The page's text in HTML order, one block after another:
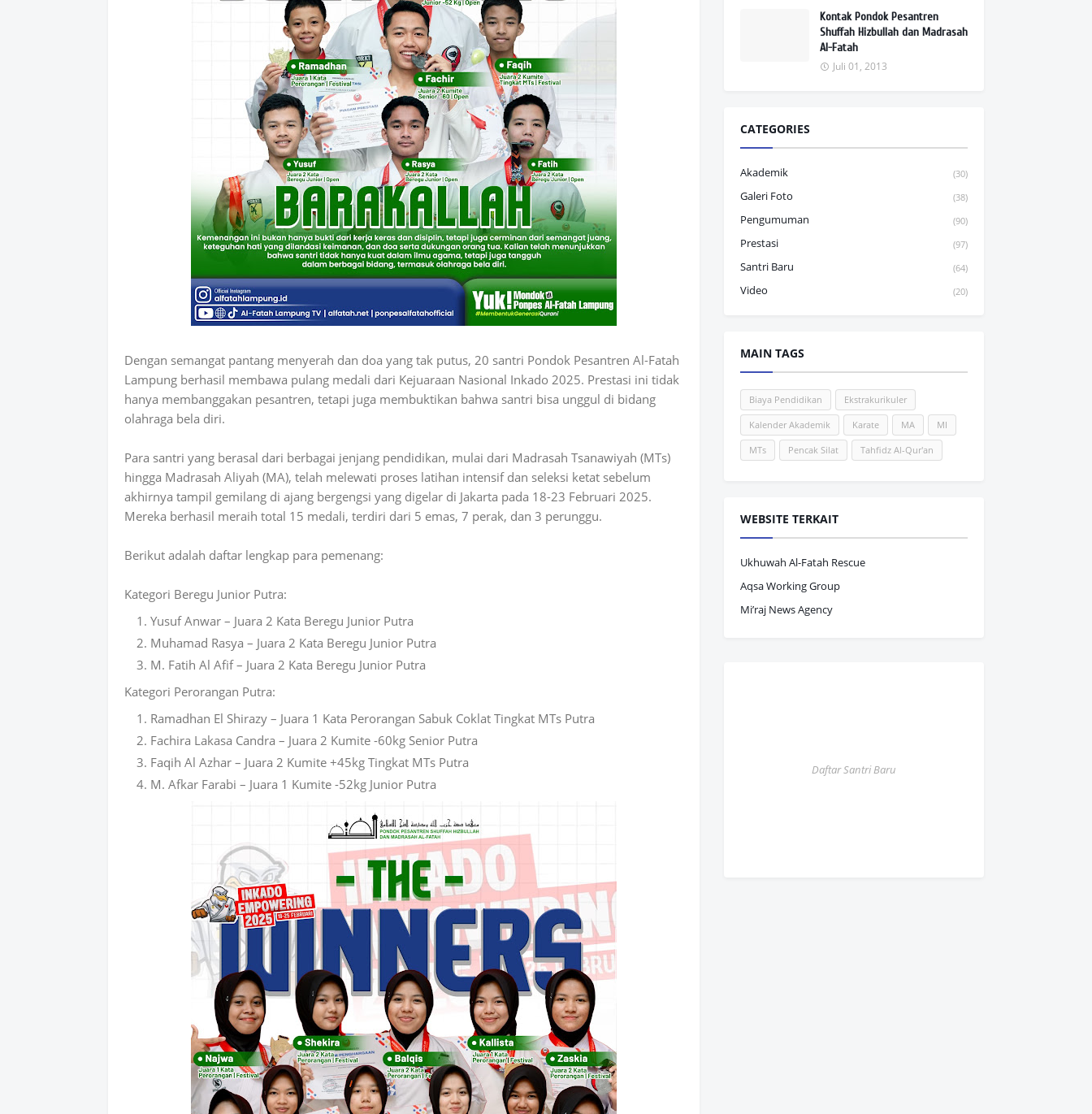
Dengan semangat pantang menyerah dan doa yang tak putus, 20 santri Pondok Pesantren Al-Fatah
Lampung berhasil membawa pulang medali dari Kejuaraan Nasional Inkado 2025. Prestasi ini tidak
hanya membanggakan pesantren, tetapi juga membuktikan bahwa santri bisa unggul di bidang
olahraga bela diri.
Para santri yang berasal dari berbagai jenjang pendidikan, mulai dari Madrasah Tsanawiyah (MTs)
hingga Madrasah Aliyah (MA), telah melewati proses latihan intensif dan seleksi ketat sebelum
akhirnya tampil gemilang di ajang bergengsi yang digelar di Jakarta pada 18-23 Februari 2025.
Mereka berhasil meraih total 15 medali, terdiri dari 5 emas, 7 perak, dan 3 perunggu.
Berikut adalah daftar lengkap para pemenang:
Kategori Beregu Junior Putra:
Yusuf Anwar – Juara 2 Kata Beregu Junior Putra
Muhamad Rasya – Juara 2 Kata Beregu Junior Putra
M. Fatih Al Afif – Juara 2 Kata Beregu Junior Putra
Kategori Perorangan Putra:
Ramadhan El Shirazy – Juara 1 Kata Perorangan Sabuk Coklat Tingkat MTs Putra
Fachira Lakasa Candra – Juara 2 Kumite -60kg Senior Putra
Faqih Al Azhar – Juara 2 Kumite +45kg Tingkat MTs Putra
M. Afkar Farabi – Juara 1 Kumite -52kg Junior Putra
Kontak Pondok Pesantren
Shuffah Hizbullah dan Madrasah
Al-Fatah
Juli 01, 2013
CATEGORIES
Akademik (30)
Galeri Foto (38)
Pengumuman (90)
Prestasi (97)
Santri Baru (64)
Video (20)
MAIN TAGS
Biaya Pendidikan Ekstrakurikuler
Kalender Akademik Karate MA MI
MTs Pencak Silat Tahfidz Al-Qur'an
WEBSITE TERKAIT
Ukhuwah Al-Fatah Rescue
Aqsa Working Group
Mi’raj News Agency
Daftar Santri Baru